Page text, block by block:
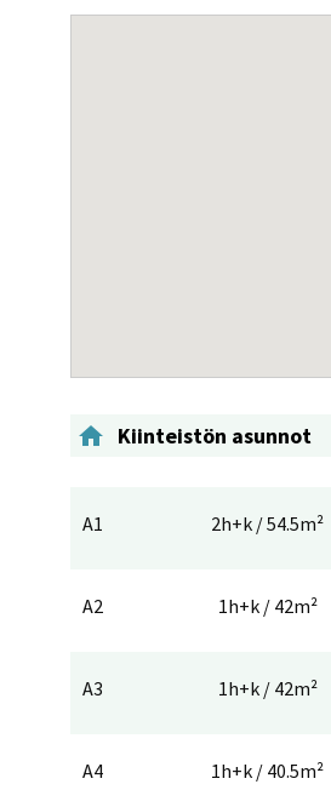
 Kiinteistön asunnot
A1 2h+k / 54.5m²
A2 1h+k / 42m²
A3 1h+k / 42m²
A4 1h+k / 40.5m²